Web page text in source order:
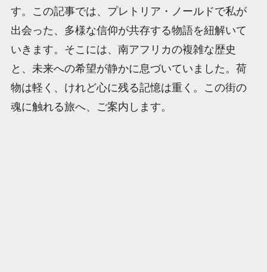
す。この記事では、プレトリア・ノールドで私が
出会った、多様な信仰が共存する物語を紐解いて
いきます。そこには、南アフリカの複雑な歴史
と、未来への希望が静かに息づいていました。荷
物は軽く、けれど心に残る記憶は重く。この街の
魂に触れる旅へ、ご案内します。